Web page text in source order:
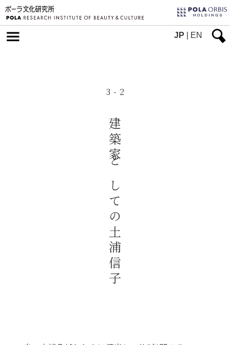
JP EN
3-2
建築家としての土浦信子